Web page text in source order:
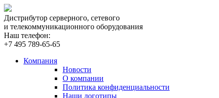
Дистрибутор серверного, сетевого
и телекоммуникационного оборудования
Наш телефон:
+7 495 789-65-65
Компания
Новости
О компании
Политика конфиденциальности
Наши логотипы